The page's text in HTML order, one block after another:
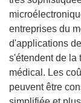
entreprises du
d'applications
s'étendent de la
médical. Les
peuvent être